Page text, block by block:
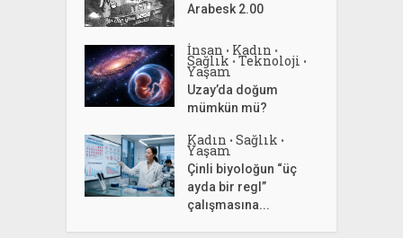
Arabesk 2.00
İnsan • Kadın •
Sağlık • Teknoloji •
Yaşam
Uzay’da doğum
mümkün mü?
Kadın • Sağlık •
Yaşam
Çinli biyoloğun “üç
ayda bir regl”
çalışmasına...